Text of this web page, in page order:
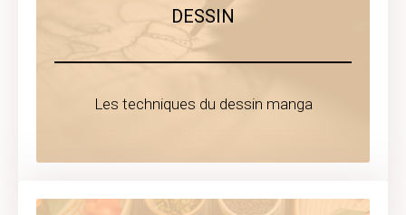
DESSIN
Les techniques du dessin manga